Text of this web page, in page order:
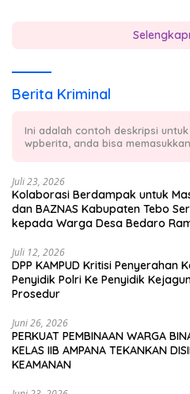
Berita Kriminal
Ini adalah contoh deskripsi
wpberita, anda bisa
Juli 23, 2026
Kolaborasi Berdampak untuk
dan BAZNAS Kabupaten Tebo
kepada Warga Desa Bedaro
Juli 12, 2026
DPP KAMPUD Kritisi Penyerahan
Penyidik Polri Ke Penyidik
Prosedur
Juni 26, 2026
PERKUAT PEMBINAAN WARGA
KELAS IIB AMPANA TEKANKAN
KEAMANAN